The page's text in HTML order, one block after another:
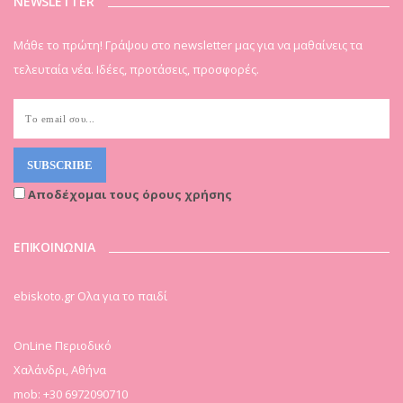
Μάθε το πρώτη! Γράψου στο newsletter μας για να μαθαίνεις τα
τελευταία νέα. Ιδέες, προτάσεις, προσφορές.
Αποδέχομαι τους όρους χρήσης
ΕΠΙΚΟΙΝΩΝΙΑ
ebiskoto.gr Ολα για το παιδί
OnLine Περιοδικό
Χαλάνδρι, Αθήνα
mob: +30 6972090710